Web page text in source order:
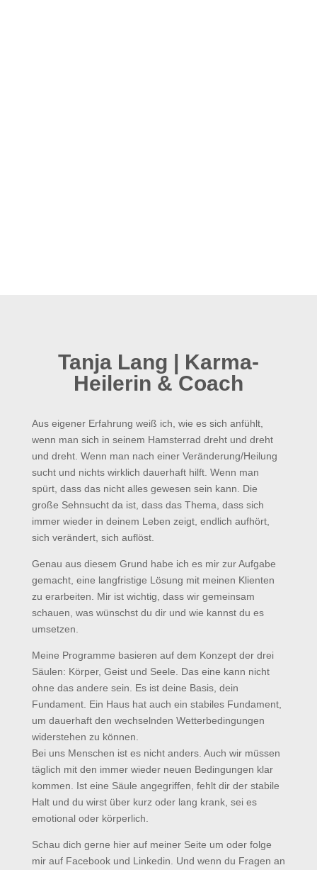
Tanja Lang | Karma-
Heilerin & Coach
Aus eigener Erfahrung weiß ich, wie es sich anfühlt,
wenn man sich in seinem Hamsterrad dreht und dreht
und dreht. Wenn man nach einer Veränderung/Heilung
sucht und nichts wirklich dauerhaft hilft. Wenn man
spürt, dass das nicht alles gewesen sein kann. Die
große Sehnsucht da ist, dass das Thema, dass sich
immer wieder in deinem Leben zeigt, endlich aufhört,
sich verändert, sich auflöst.
Genau aus diesem Grund habe ich es mir zur Aufgabe
gemacht, eine langfristige Lösung mit meinen Klienten
zu erarbeiten. Mir ist wichtig, dass wir gemeinsam
schauen, was wünschst du dir und wie kannst du es
umsetzen.
Meine Programme basieren auf dem Konzept der drei
Säulen: Körper, Geist und Seele. Das eine kann nicht
ohne das andere sein. Es ist deine Basis, dein
Fundament. Ein Haus hat auch ein stabiles Fundament,
um dauerhaft den wechselnden Wetterbedingungen
widerstehen zu können.
Bei uns Menschen ist es nicht anders. Auch wir müssen
täglich mit den immer wieder neuen Bedingungen klar
kommen. Ist eine Säule angegriffen, fehlt dir der stabile
Halt und du wirst über kurz oder lang krank, sei es
emotional oder körperlich.
Schau dich gerne hier auf meiner Seite um oder folge
mir auf Facebook und Linkedin. Und wenn du Fragen an